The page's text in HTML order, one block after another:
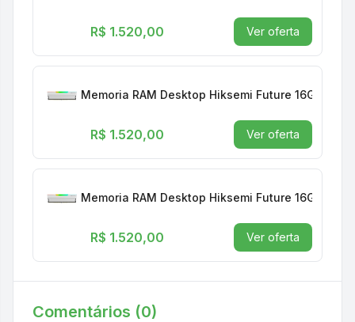
R$ 1.520,00 Ver oferta
Memoria RAM Desktop Hiksemi Future 16GB
R$ 1.520,00 Ver oferta
Memoria RAM Desktop Hiksemi Future 16GB
R$ 1.520,00 Ver oferta
Comentários (0)